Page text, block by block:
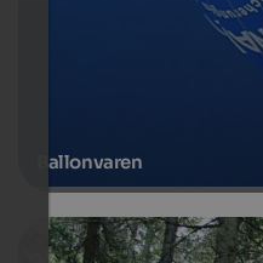
Ballonvaren